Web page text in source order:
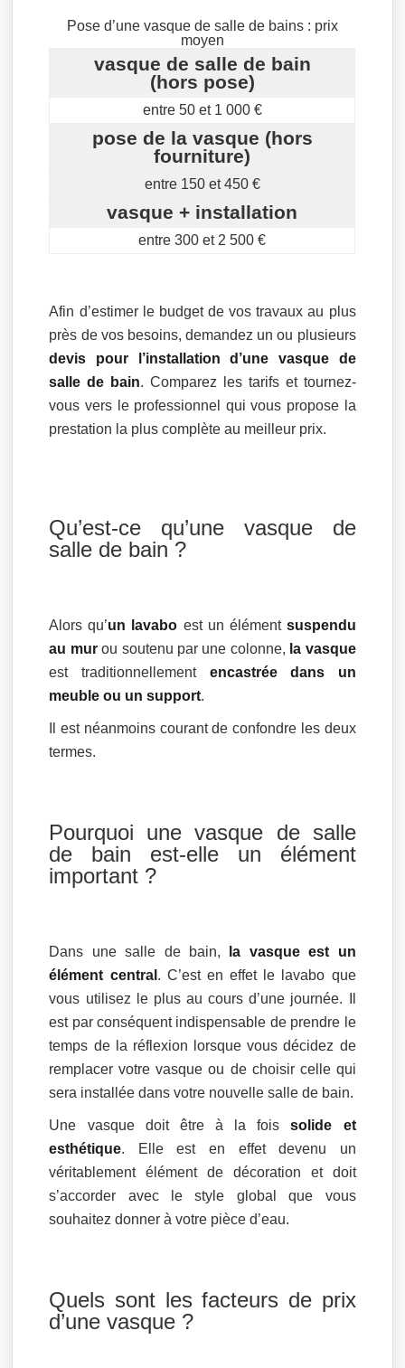
Pose d’une vasque de salle de bains : prix
moyen
vasque de salle de bain
(hors pose)
entre 50 et 1 000 €
pose de la vasque (hors
fourniture)
entre 150 et 450 €
vasque + installation
entre 300 et 2 500 €
Afin d’estimer le budget de vos travaux au plus
près de vos besoins, demandez un ou plusieurs
devis pour l’installation d’une vasque de
salle de bain. Comparez les tarifs et tournez-
vous vers le professionnel qui vous propose la
prestation la plus complète au meilleur prix.
Qu’est-ce qu’une vasque de
salle de bain ?
Alors qu’un lavabo est un élément suspendu
au murou soutenu par une colonne, la vasque
est traditionnellement encastrée dans un
meuble ou un support.
Il est néanmoins courant de confondre les deux
termes.
Pourquoi une vasque de salle
de bain est-elle un élément
important ?
Dans une salle de bain,
la vasque est un
élément central . C’est en effet le lavabo que
vous utilisez le plus au cours d’une journée. Il
est par conséquent indispensable de prendre le
temps de la réflexion lorsque vous décidez de
remplacer votre vasque ou de choisir celle qui
sera installée dans votre nouvelle salle de bain.
Une vasque doit être à la foissolide et
esthétique. Elle est en effet devenu un
véritablement élément de décoration et doit
s’accorder avec le style global que vous
souhaitez donner à votre pièce d’eau.
Quels sont les facteurs de prix
d’une vasque ?